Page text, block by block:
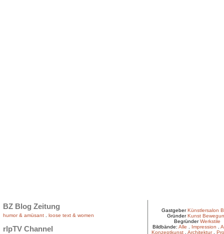
BZ Blog Zeitung
humor & amüsant loose text & women
rlpTV Channel
GastgeberKünstlersalon
GründerKunst
BegründerWerkstile
Bildbände: Alle Impression
Konzeptkunst. Architektur.